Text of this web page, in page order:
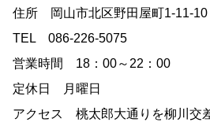
住所 岡山市北区野田屋町1-11-
TEL 086-226-5075
営業時間 18：00～22：00
定休日 月曜日
アクセス 桃太郎大通りを柳川交